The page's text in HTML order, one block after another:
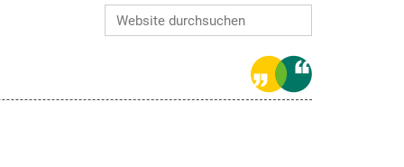
Erweiterte Suche…